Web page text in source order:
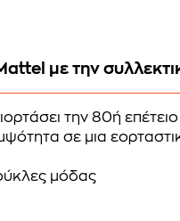
με την
την 80ή
σε μια
μόδας